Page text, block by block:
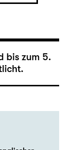
zum 5.